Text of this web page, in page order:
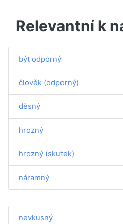
Relevantní k
být odporný
člověk (odporný)
děsný
hrozný
hrozný (skutek)
náramný
nevkusný